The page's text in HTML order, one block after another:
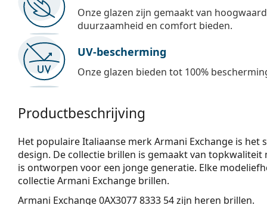
Onze glazen zijn gemaakt van
duurzaamheid en comfort bieden.
UV-bescherming
Onze glazen bieden tot 100%
Productbeschrijving
Het populaire Italiaanse merk Armani Exchange is
design. De collectie brillen is gemaakt van
is ontworpen voor een jonge generatie. Elke
collectie Armani Exchange brillen.
Armani Exchange 0AX3077 8333 54zijn heren brillen.